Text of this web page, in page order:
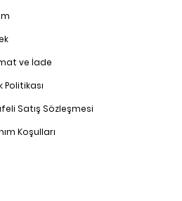
ve İade
Politikası
Satış Sözleşmesi
Koşulları